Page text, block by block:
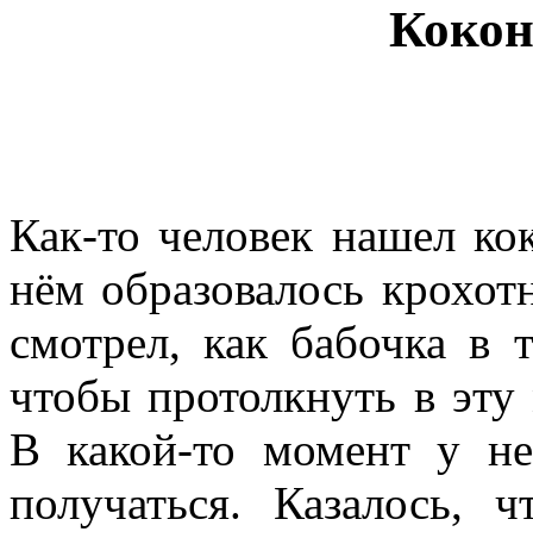
Как-то человек нашел
нём образовалось
смотрел, как бабочка в
чтобы протолкнуть в
В какой-то момент у
получаться. Казалось,